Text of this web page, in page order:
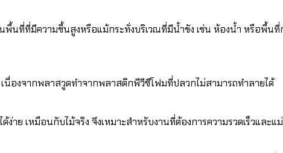
ที่ที่มีความชื้นสูงหรือแม้กระทั่งบริเวณที่มีน้ำขัง เช่น ห้องน้ำ หรือพื้นที่ก
นื่องจากพลาสวูดทำจากพลาสติกพีวีซีโฟมที่ปลวกไม่สามารถทำลายได้
าย เหมือนกับไม้จริง จึงเหมาะสำหรับงานที่ต้องการความรวดเร็วและแ